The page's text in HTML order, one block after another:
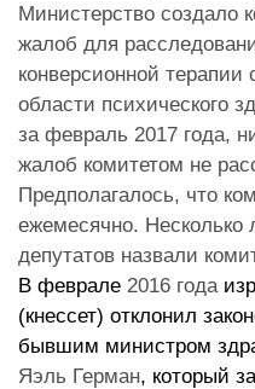
Министерство создало
жалоб для
конверсионной
области психического
за февраль 2017 года,
жалоб комитетом не
Предполагалось, что
ежемесячно.
депутатов назвали
В феврале 2016 года
(кнессет) отклонил
бывшим министром
Яэль Герман, который